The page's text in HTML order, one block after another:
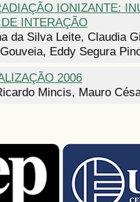
IONIZANTE:
INTERAÇÃO
da Silva Leite, Claudia
Eddy Segura
2006
Mincis, Mauro